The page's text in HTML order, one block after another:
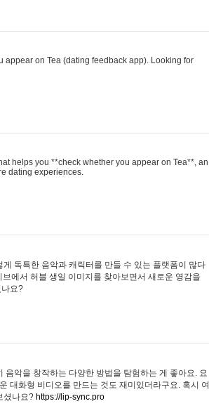
on Tea (dating feedback app). Looking for
helps you **check whether you appear on Tea**, an
dating experiences.
독특한 음악과 캐릭터를 만들 수 있는 플랫폼이 많다
에서 허블 생일 이미지를 찾아보면서 새로운 영감을
나요?
음악을 창작하는 다양한 방법을 탐험하는 게 좋아요. 요
대화형 비디오를 만드는 것도 재미있더라구요. 혹시 여
셨나요? https://lip-sync.pro